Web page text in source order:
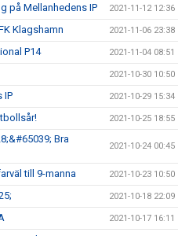
på Mellanhedens IP 2021-11-12 12:36
Klagshamn 2021-11-06 23:38
P14 2021-11-04 08:51
2021-10-30 10:50
IP 2021-10-29 15:34
2021-10-25 18:55
Bra
2021-10-24 00:45
till 9-manna 2021-10-23 10:50
2021-10-18 22:09
2021-10-17 16:11